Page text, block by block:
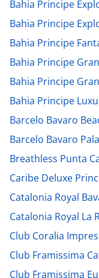
Bahia Principe
Bahia Principe
Bahia Principe
Bahia Principe
Bahia Principe
Bahia Principe
Barcelo Bavaro
Barcelo Bavaro
Breathless Punta
Caribe Deluxe
Catalonia Royal
Catalonia Royal La
Club Coralia
Club Framissima
Club Framissima